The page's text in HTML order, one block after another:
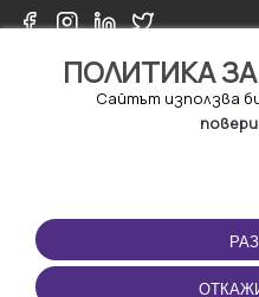
ПОЛИТИКА
Сайтът използва
ПОЛЗВАНЕ
Правила и условия за
ползване